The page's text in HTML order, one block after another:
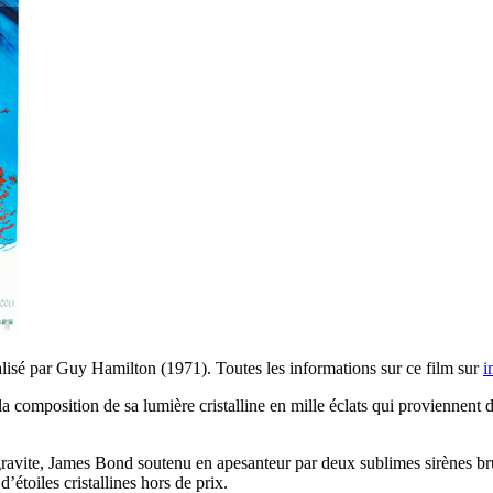
par Guy Hamilton (1971). Toutes les informations sur ce film sur
composition de sa lumière cristalline en mille éclats qui proviennent
James Bond soutenu en apesanteur par deux sublimes sirènes
cristallines hors de prix.